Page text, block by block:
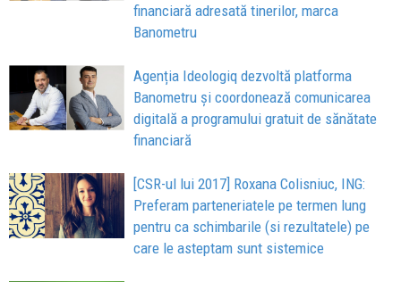
financiară adresată tinerilor, marca
Banometru
Agenția Ideologiq dezvoltă platforma
Banometru și coordonează comunicarea
digitală a programului gratuit de sănătate
financiară
[CSR-ul lui 2017] Roxana Colisniuc, ING:
Preferam parteneriatele pe termen lung
pentru ca schimbarile (si rezultatele) pe
care le asteptam sunt sistemice